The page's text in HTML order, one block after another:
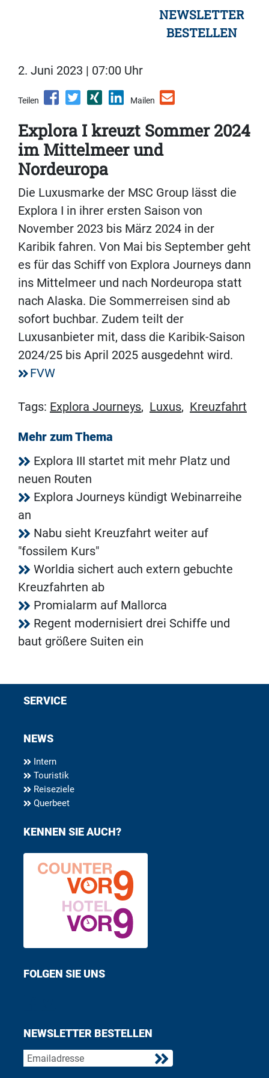
NEWSLETTER
BESTELLEN
2. Juni 2023 | 07:00 Uhr
Teilen Mailen
Explora I kreuzt Sommer 2024
im Mittelmeer und
Nordeuropa
Die Luxusmarke der MSC Group lässt die
Explora I in ihrer ersten Saison von
November 2023 bis März 2024 in der
Karibik fahren. Von Mai bis September geht
es für das Schiff von Explora Journeys dann
ins Mittelmeer und nach Nordeuropa statt
nach Alaska. Die Sommerreisen sind ab
sofort buchbar. Zudem teilt der
Luxusanbieter mit, dass die Karibik-Saison
2024/25 bis April 2025 ausgedehnt wird.
FVW
Tags: Explora Journeys, Luxus, Kreuzfahrt
Mehr zum Thema
Explora III startet mit mehr Platz und
neuen Routen
Explora Journeys kündigt Webinarreihe
an
Nabu sieht Kreuzfahrt weiter auf
"fossilem Kurs"
Worldia sichert auch extern gebuchte
Kreuzfahrten ab
Promialarm auf Mallorca
Regent modernisiert drei Schiffe und
baut größere Suiten ein
SERVICE
NEWS
Intern
Touristik
Reiseziele
Querbeet
KENNEN SIE AUCH?
FOLGEN SIE UNS
NEWSLETTER BESTELLEN